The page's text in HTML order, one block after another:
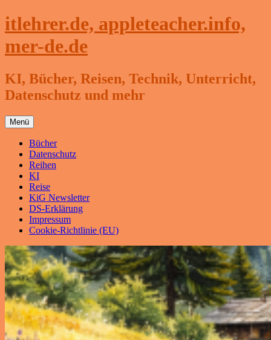
Zum
Inhalt
itlehrer.de, appleteacher.info,
mer-de.de
KI, Bücher, Reisen, Technik, Unterricht,
Datenschutz und mehr
Menü
Bücher
Datenschutz
Reihen
KI
Reise
KiG Newsletter
DS-Erklärung
Impressum
Cookie-Richtlinie (EU)